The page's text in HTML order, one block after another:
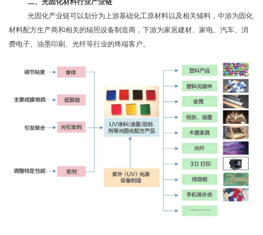
二、光固化材料行业产业链
光固化产业链可以划分为上游基础化工原材料以及相关辅料，中游为固化
材料配方生产商和相关的辐照设备制造商，下游为家居建材、家电、汽车、消
费电子、油墨印刷、光纤等行业的终端客户。